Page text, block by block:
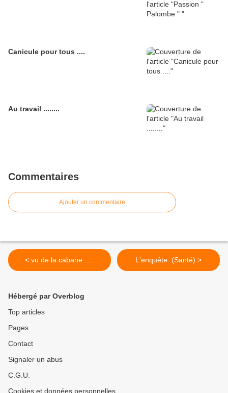
Canicule pour tous ....
Au travail ........
Commentaires
Ajouter un commentaire
< vu de la cabane ..... L'enquête. (Santé) >
Hébergé par Overblog
Top articles
Pages
Contact
Signaler un abus
C.G.U.
Cookies et données personnelles